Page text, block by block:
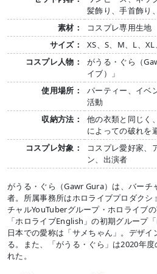
髪飾り、手首飾り
素材：
コスプレ専用生地
サイズ：
XS、S、M、L、
コスプレ人物：
がうる・ぐら（
イブ）」
使用場所：
パーティー、イベ
活動
収納方法：
他の衣類と同じく
によっての破れを
コスプレ対象：
コスプレ愛好家、
ン、出演者
がうる・ぐら（Gawr Gura）は、バーチ
者。所属事務所はホロライブプロダク
チャルYouTuberグループ・ホロライブ
「ホロライブEnglish」の初期グループ
日本での愛称は「サメちゃん」。デザ
る。また、「がうる・ぐら」は2020年
れた。